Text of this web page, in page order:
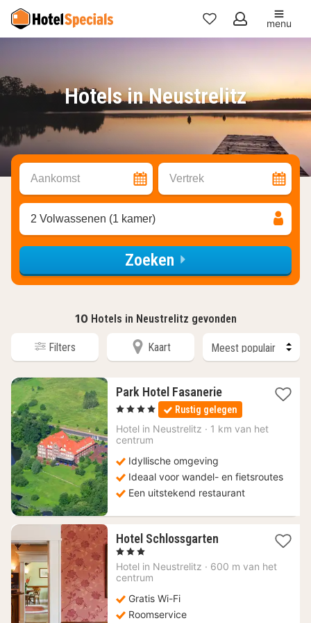
Mijn
menu
Hotels in Neustrelitz
Aankomst Vertrek
2 Volwassenen (1 kamer)
Zoeken
10 Hotels in Neustrelitz gevonden
Filters Kaart
Park Hotel Fasanerie1
nacht
vanaf
109
, 4 Sterren Rustig gelegen
Hotel in Neustrelitz · 1 km van het
centrum
Idyllische omgeving
Ideaal voor wandel- en fietsroutes
Een uitstekend restaurant
Hotel Schlossgarten1
vanaf
, 3 Sterren
Hotel in Neustrelitz · 600 m van het
centrum
Gratis Wi-Fi
Roomservice